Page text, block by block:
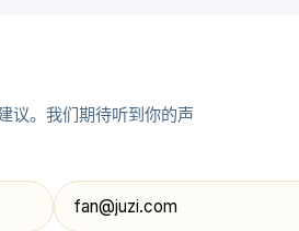
议。我们期待听到你的声